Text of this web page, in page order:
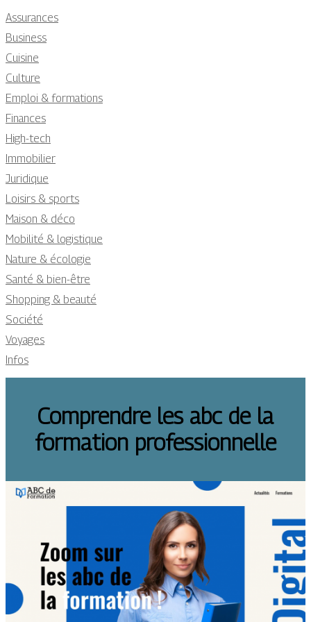
Assurances
Business
Cuisine
Culture
Emploi & formations
Finances
High-tech
Immobilier
Juridique
Loisirs & sports
Maison & déco
Mobilité & logistique
Nature & écologie
Santé & bien-être
Shopping & beauté
Société
Voyages
Infos
Comprendre les abc de la
formation professionnelle